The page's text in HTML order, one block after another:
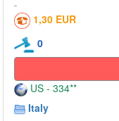
1,30 EUR
0
US - 334**
Italy